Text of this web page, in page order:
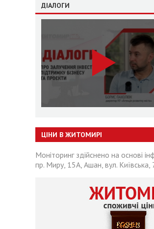
ДІАЛОГИ
ЦІНИ В ЖИТОМИРІ
Моніторинг здійснено на основі
пр. Миру, 15А, Ашан, вул. Київська,